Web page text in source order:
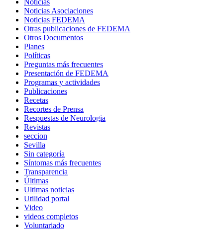
Noticias
Noticias Asociaciones
Noticias FEDEMA
Otras publicaciones de FEDEMA
Otros Documentos
Planes
Políticas
Preguntas más frecuentes
Presentación de FEDEMA
Programas y actividades
Publicaciones
Recetas
Recortes de Prensa
Respuestas de Neurologia
Revistas
seccion
Sevilla
Sin categoría
Síntomas más frecuentes
Transparencia
Últimas
Ultimas noticias
Utilidad portal
Video
videos completos
Voluntariado